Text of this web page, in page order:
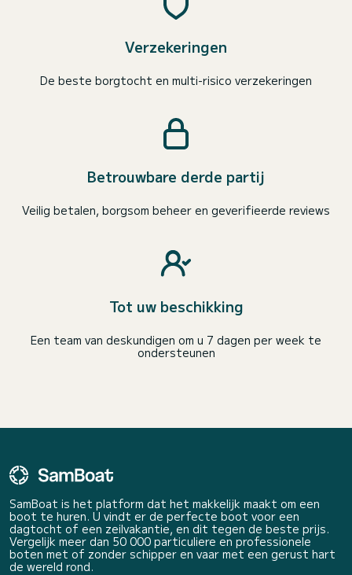
Verzekeringen
De beste borgtocht en multi-risico verzekeringen
Betrouwbare derde partij
Veilig betalen, borgsom beheer en geverifieerde reviews
Tot uw beschikking
Een team van deskundigen om u 7 dagen per week te
ondersteunen
SamBoat is het platform dat het makkelijk maakt om een
boot te huren. U vindt er de perfecte boot voor een
dagtocht of een zeilvakantie, en dit tegen de beste prijs.
Vergelijk meer dan 50 000 particuliere en professionele
boten met of zonder schipper en vaar met een gerust hart
de wereld rond.